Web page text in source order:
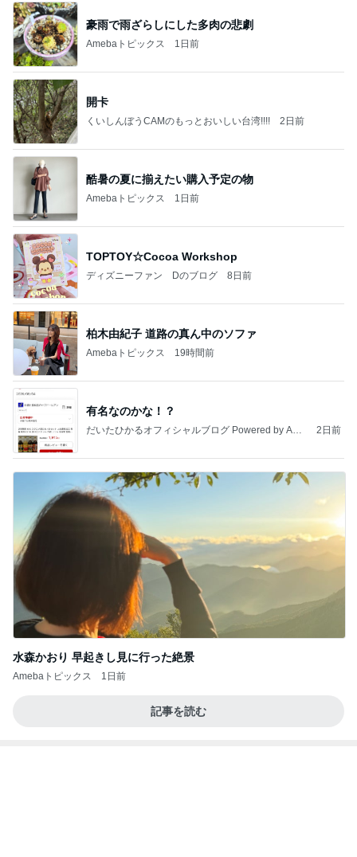
豪雨で雨ざらしにした多肉の悲劇
Amebaトピックス 1日前
開卡
くいしんぼうCAMのもっとおいしい台湾!!!! 2日前
酷暑の夏に揃えたい購入予定の物
Amebaトピックス 1日前
TOPTOY☆Cocoa Workshop
ディズニーファン Dのブログ 8日前
柏木由紀子 道路の真ん中のソファ
Amebaトピックス 19時間前
有名なのかな！？
だいたひかるオフィシャルブログ Powered by Ame
2日前
水森かおり 早起きし見に行った絶景
Amebaトピックス 1日前
記事を読む